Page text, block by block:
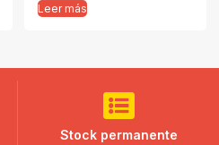
Leer más
Stock permanente